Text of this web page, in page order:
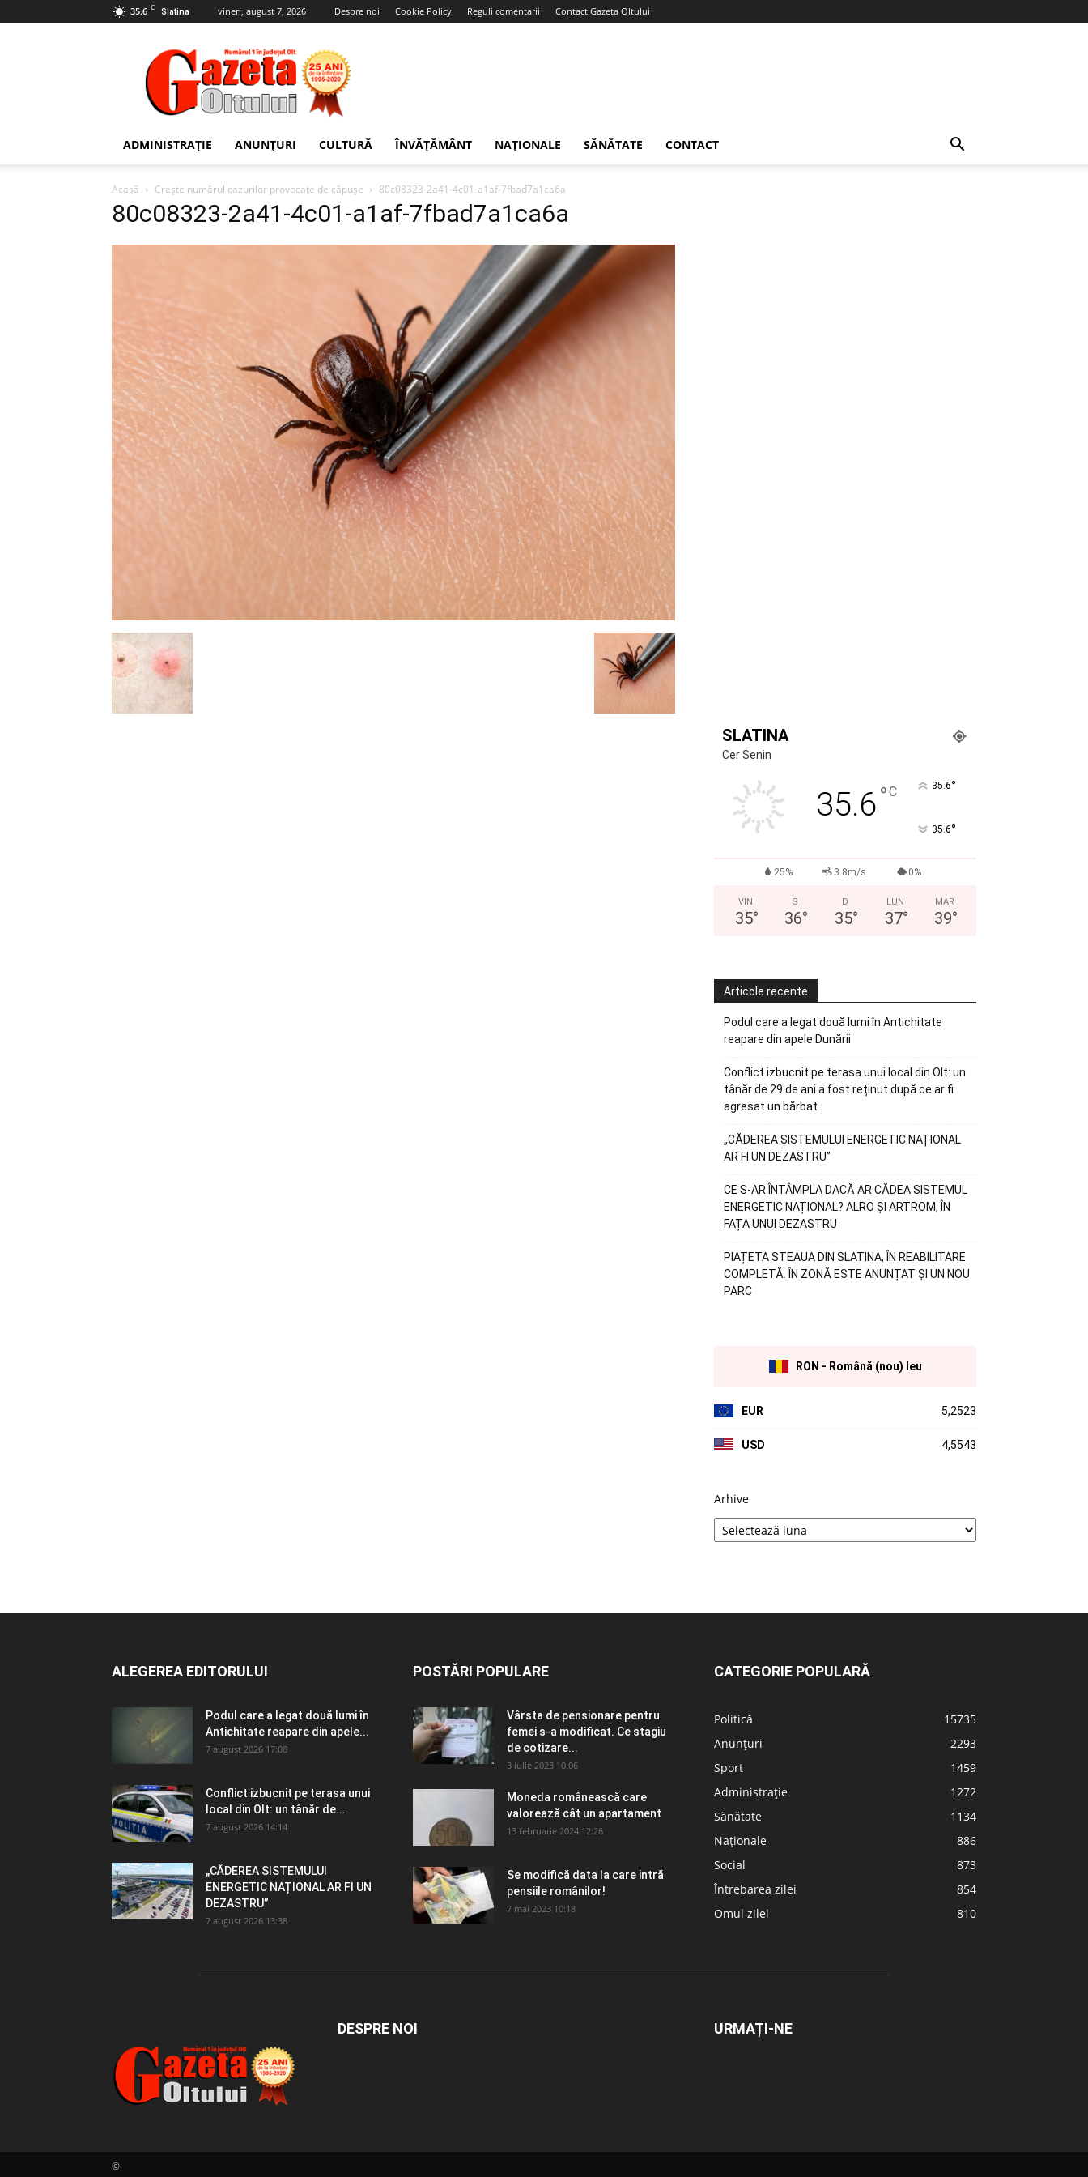
35.6 C Slatina vineri, august 7, 2026 Despre noi Cookie Policy Reguli comentarii Contact Gazeta Oltului
Gazeta
Oltului
ADMINISTRAȚIE ANUNȚURI CULTURĂ ÎNVĂȚĂMÂNT NAȚIONALE SĂNĂTATE CONTACT
Acasă Crește numărul cazurilor provocate de căpușe 80c08323-2a41-4c01-a1af-7fbad7a1ca6a
80c08323-2a41-4c01-a1af-7fbad7a1ca6a
SLATINA
Cer Senin
35.6°C 35.6°
35.6°
25% 3.8m/s 0%
VIN
35°
S
36°
D
35°
LUN
37°
MAR
39°
Articole recente
Podul care a legat două lumi în Antichitate
reapare din apele Dunării
Conflict izbucnit pe terasa unui local din Olt: un
tânăr de 29 de ani a fost reținut după ce ar fi
agresat un bărbat
„CĂDEREA SISTEMULUI ENERGETIC NAȚIONAL
AR FI UN DEZASTRU”
CE S-AR ÎNTÂMPLA DACĂ AR CĂDEA SISTEMUL
ENERGETIC NAȚIONAL? ALRO ȘI ARTROM, ÎN
FAȚA UNUI DEZASTRU
PIAȚETA STEAUA DIN SLATINA, ÎN REABILITARE
COMPLETĂ. ÎN ZONĂ ESTE ANUNȚAT ȘI UN NOU
PARC
RON - Română (nou) leu
EUR 5,2523
USD 4,5543
Arhive
ALEGEREA EDITORULUI
Podul care a legat două lumi în
Antichitate reapare din apele...
7 august 2026 17:08
Conflict izbucnit pe terasa unui
local din Olt: un tânăr de...
7 august 2026 14:14
„CĂDEREA SISTEMULUI
ENERGETIC NAȚIONAL AR FI UN
DEZASTRU”
7 august 2026 13:38
POSTĂRI POPULARE
Vârsta de pensionare pentru
femei s-a modificat. Ce stagiu
de cotizare...
3 iulie 2023 10:06
Moneda românească care
valorează cât un apartament
13 februarie 2024 12:26
Se modifică data la care intră
pensiile românilor!
7 mai 2023 10:18
CATEGORIE POPULARĂ
Politică
15735
Anunțuri
2293
Sport
1459
Administrație
1272
Sănătate
1134
Naționale
886
Social
873
Întrebarea zilei
854
Omul zilei
810
DESPRE NOI URMAȚI-NE
©